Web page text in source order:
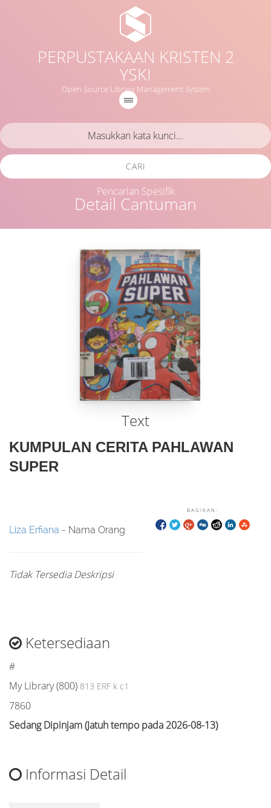
PERPUSTAKAAN KRISTEN 2
YSKI
Open Source Library Management System
Detail Cantuman
CARI
Pencarian Spesifik
Text
KUMPULAN CERITA PAHLAWAN
SUPER
BAGIKAN:
Liza Erfiana - Nama Orang
Tidak Tersedia Deskripsi
Ketersediaan
#
My Library (800) 813 ERF k c1
7860
Sedang Dipinjam (Jatuh tempo pada 2026-08-13)
Informasi Detail